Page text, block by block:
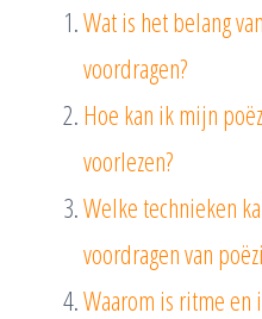
Wat is het belang
voordragen?
Hoe kan ik mijn
voorlezen?
Welke technieken
voordragen van
Waarom is ritme